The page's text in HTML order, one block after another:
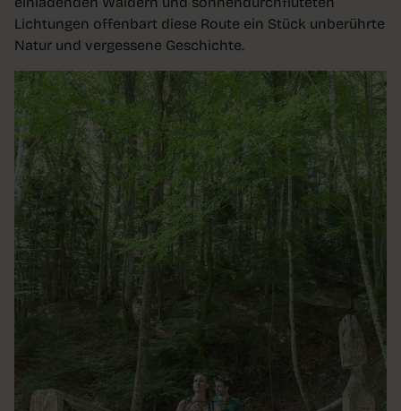
Lichtungen offenbart diese Route ein Stück unberührte
Natur und vergessene Geschichte.